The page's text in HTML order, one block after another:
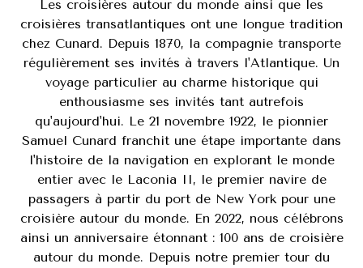
Les croisières autour du monde ainsi que les
croisières transatlantiques ont une longue tradition
chez Cunard. Depuis 1870, la compagnie transporte
régulièrement ses invités à travers l'Atlantique. Un
voyage particulier au charme historique qui
enthousiasme ses invités tant autrefois
qu'aujourd'hui. Le 21 novembre 1922, le pionnier
Samuel Cunard franchit une étape importante dans
l'histoire de la navigation en explorant le monde
entier avec le Laconia II, le premier navire de
passagers à partir du port de New York pour une
croisière autour du monde. En 2022, nous célébrons
ainsi un anniversaire étonnant : 100 ans de croisière
autour du monde. Depuis notre premier tour du